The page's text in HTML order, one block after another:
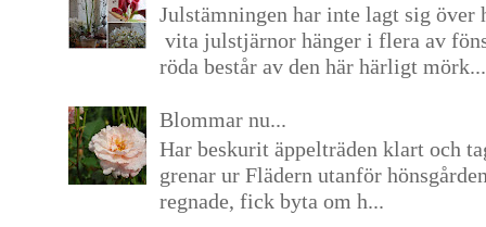
Julstämningen har inte lagt sig över
vita julstjärnor hänger i flera av
röda består av den här härligt mörk...
Blommar nu...
Har beskurit äppelträden klart och
grenar ur Flädern utanför
regnade, fick byta om h...